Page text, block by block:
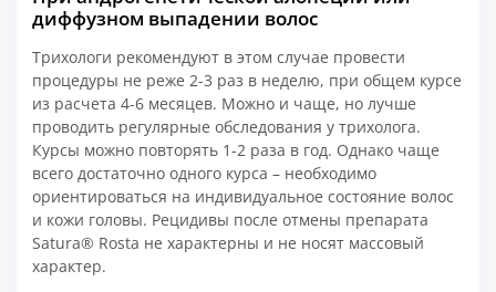
диффузном выпадении волос
Трихологи рекомендуют в этом случае провести
процедуры не реже 2-3 раз в неделю, при общем курсе
из расчета 4-6 месяцев. Можно и чаще, но лучше
проводить регулярные обследования у трихолога.
Курсы можно повторять 1-2 раза в год. Однако чаще
всего достаточно одного курса – необходимо
ориентироваться на индивидуальное состояние волос
и кожи головы. Рецидивы после отмены препарата
Satura® Rosta не характерны и не носят массовый
характер.